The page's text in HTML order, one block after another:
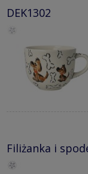
DEK1302
Filiżanka i